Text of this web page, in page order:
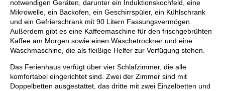
notwendigen Geräten, darunter ein Induktionskochfeld, eine
Mikrowelle, ein Backofen, ein Geschirrspüler, ein Kühlschrank
und ein Gefrierschrank mit 90 Litern Fassungsvermögen.
Außerdem gibt es eine Kaffeemaschine für den frischgebrühten
Kaffee am Morgen sowie einen Wäschetrockner und eine
Waschmaschine, die als fleißige Helfer zur Verfügung stehen.
Das Ferienhaus verfügt über vier Schlafzimmer, die alle
komfortabel eingerichtet sind. Zwei der Zimmer sind mit
Doppelbetten ausgestattet, das dritte mit zwei Einzelbetten und